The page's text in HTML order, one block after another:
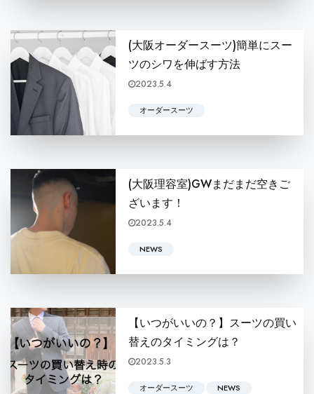
(大阪オーダースーツ)簡単にスー
ツのシワを伸ばす方法
2023.5.4
オーダースーツ
(大阪理容室)GWまだまだ空きご
ざいます！
2023.5.4
NEWS
【いつがいいの？】スーツの買い
替えのタイミングは？
2023.5.3
オーダースーツ NEWS